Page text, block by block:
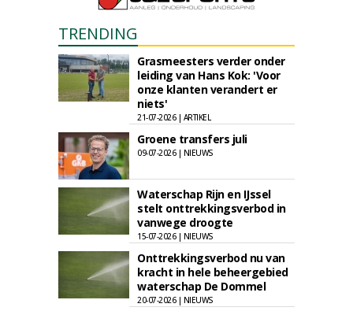
TRENDING
Grasmeesters verder onder
leiding van Hans Kok: 'Voor
onze klanten verandert er
niets'
21-07-2026 | ARTIKEL
Groene transfers juli
09-07-2026 | NIEUWS
Waterschap Rijn en IJssel
stelt onttrekkingsverbod in
vanwege droogte
15-07-2026 | NIEUWS
Onttrekkingsverbod nu van
kracht in hele beheergebied
waterschap De Dommel
20-07-2026 | NIEUWS